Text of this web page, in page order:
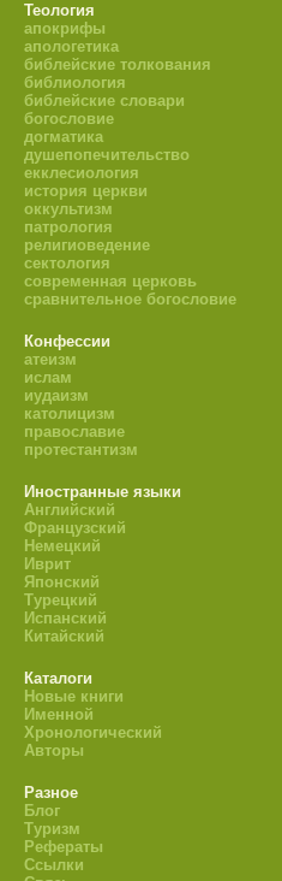
Теология
апокрифы
апологетика
библейские толкования
библиология
библейские словари
богословие
догматика
душепопечительство
екклесиология
история церкви
оккультизм
патрология
религиоведение
сектология
современная церковь
сравнительное богословие
Конфессии
атеизм
ислам
иудаизм
католицизм
православие
протестантизм
Иностранные языки
Английский
Французский
Немецкий
Иврит
Японский
Турецкий
Испанский
Китайский
Каталоги
Новые книги
Именной
Хронологический
Авторы
Разное
Блог
Туризм
Рефераты
Ссылки